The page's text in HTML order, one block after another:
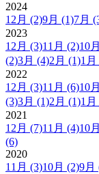
2024
12月 (2)9月 (1)7月
2023
12月 (3)11月 (2)10月
(2)3月 (4)2月 (1)1月
2022
12月 (3)11月 (6)10月
(3)3月 (1)2月 (1)1月
2021
12月 (7)11月 (4)10月
(6)
2020
11月 (3)10月 (2)9月